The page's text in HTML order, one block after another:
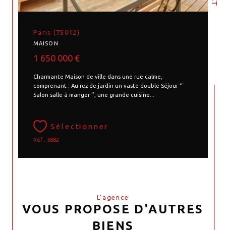
Paris (75012)
MAISON
1 650 000 €
Charmante Maison de ville dans une rue calme,
comprenant : Au rez-de-jardin un vaste double Séjour ‘’
Salon salle à manger ‘’, une grande cuisine...
Sélectionner
Réf : 5882
L'agence
VOUS PROPOSE D'AUTRES
BIENS